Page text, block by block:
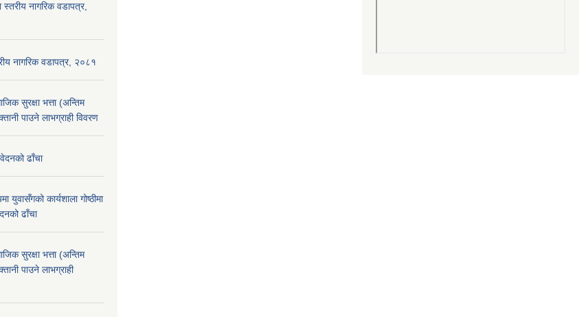
स्तरीय नागरिक वडापत्र,
नागरिक वडापत्र, २०८१
सुरक्षा भत्ता (अन्तिम
पाउने लाभग्राही विवरण
ढाँचा
युवासँगको कार्यशाला गोष्ठीमा
ढाँचा
सुरक्षा भत्ता (अन्तिम
पाउने लाभग्राही